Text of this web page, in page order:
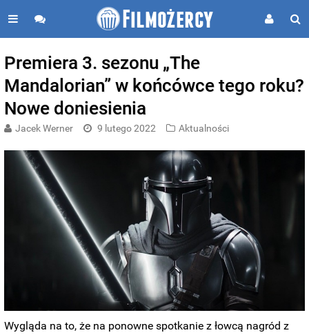
Premiera 3. sezonu „The
Mandalorian” w końcówce tego roku?
Nowe doniesienia
Jacek Werner 9 lutego 2022 Aktualności
Wygląda na to, że na ponowne spotkanie z łowcą nagród z